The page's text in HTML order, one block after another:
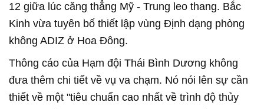
12 giữa lúc căng thẳng Mỹ - Trung leo thang. Bắc
Kinh vừa tuyên bố thiết lập vùng Định dạng phòng
không ADIZ ở Hoa Đông.
Thông cáo của Hạm đội Thái Bình Dương không
đưa thêm chi tiết về vụ va chạm. Nó nói lên sự cần
thiết về một "tiêu chuẩn cao nhất về trình độ thủy